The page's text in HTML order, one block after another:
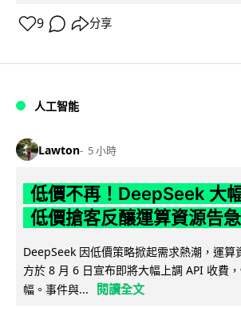
9 分享
人工智能
Lawton 5 小時
低價不再！DeepSeek 大
低價搶客反釀運算資源告急
DeepSeek 因低價策略掀起需求熱潮，運算
方於 8 月 6 日宣布即將大幅上調 API 收費
幅。事件與...
閱讀全文